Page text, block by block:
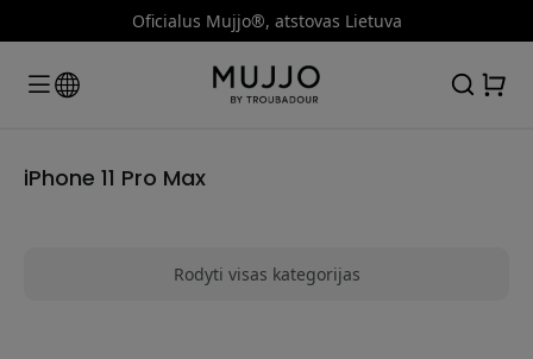
Oficialus Mujjo®, atstovas Lietuva
iPhone 11 Pro Max
Rodyti visas kategorijas